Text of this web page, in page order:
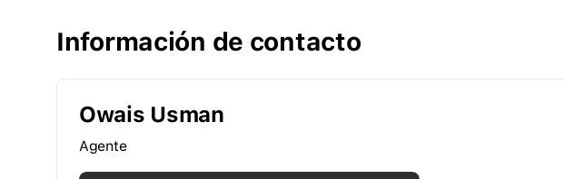
Información de contacto
Owais Usman
Agente